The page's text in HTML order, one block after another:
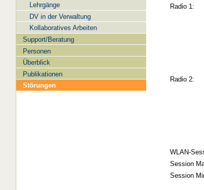
Lehrgänge
DV in der Verwaltung
Kollaboratives Arbeiten
Support/Beratung
Personen
Überblick
Publikationen
Störungen
Radio 1:
Radio 2:
WLAN-
Session
Session